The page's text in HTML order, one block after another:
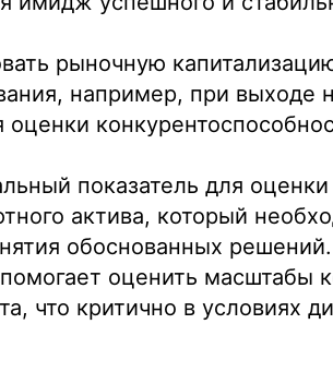
рыночную
например, при выходе
показатель для
актива, который
обоснованных
оценить масштабы
что критично в условиях